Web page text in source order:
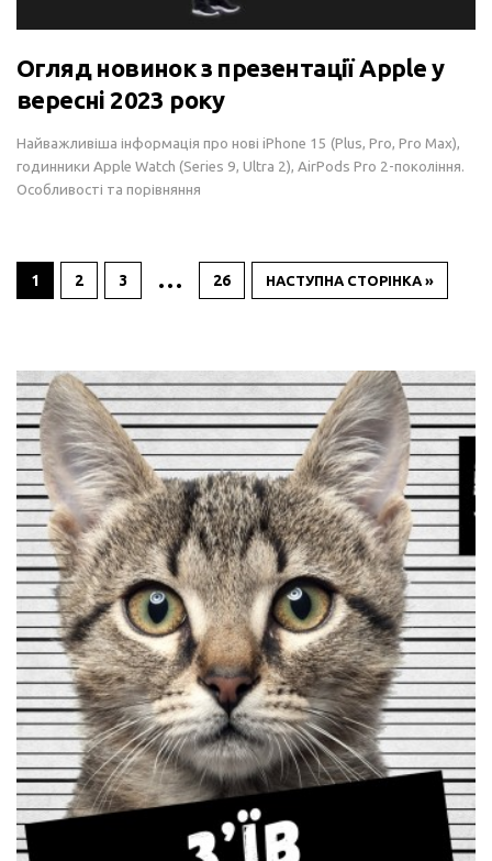
Огляд новинок з презентації Apple у
вересні 2023 року
Найважливіша інформація про нові iPhone 15 (Plus, Pro, Pro Max),
годинники Apple Watch (Series 9, Ultra 2), AirPods Pro 2-покоління.
Особливості та порівняння
1 2 3 … 26 НАСТУПНА СТОРІНКА »